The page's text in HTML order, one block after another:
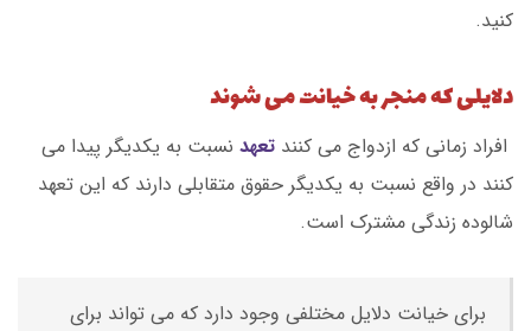
کنید.
دلایلی که منجر به خیانت می شوند
افراد زمانی که ازدواج می کنند تعهد نسبت به یکدیگر پیدا می
کنند در واقع نسبت به یکدیگر حقوق متقابلی دارند که این تعهد
شالوده زندگی مشترک است.
برای خیانت دلایل مختلفی وجود دارد که می تواند برای